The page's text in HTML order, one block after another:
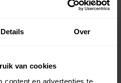
Details Over
van cookies
content en advertenties te